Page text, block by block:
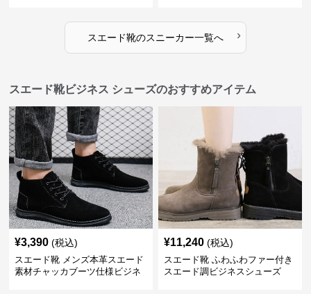
スエード靴のスニーカー一覧へ ›
スエード靴ビジネス シューズのおすすめアイテム
¥3,390 (税込)
スエード靴 メンズ本革スエード
素材チャッカブーツ仕様ビジネ
¥11,240 (税込)
スエード靴 ふわふわファー付き
スエード調ビジネスシューズ